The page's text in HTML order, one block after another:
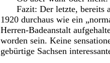
Fazit: Der letzte, bereits
1920 durchaus wie ein
Herren-Badeanstalt
worden sein. Keine
gebürtige Sachsen